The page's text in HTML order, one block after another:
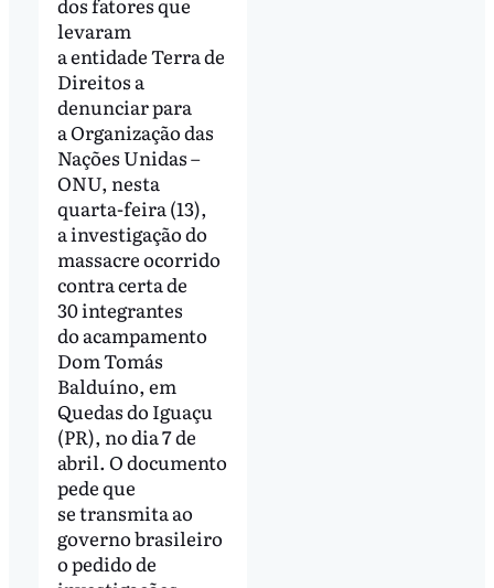
levaram
a entidade Terra de
Direitos a
denunciar para
a Organização das
Nações Unidas –
ONU, nesta
quarta-feira (13),
a investigação do
massacre ocorrido
contra certa de
30 integrantes
do acampamento
Dom Tomás
Balduíno, em
Quedas do Iguaçu
(PR), no dia 7 de
abril. O documento
pede que
se transmita ao
governo brasileiro
o pedido de